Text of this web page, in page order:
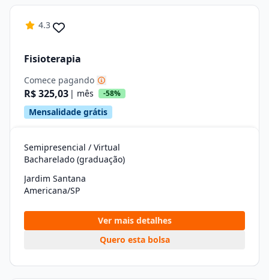
4.3
Fisioterapia
Comece pagando
R$ 325,03 | mês -58%
Mensalidade grátis
Semipresencial / Virtual
Bacharelado (graduação)
Jardim Santana
Americana/SP
Ver mais detalhes
Quero esta bolsa